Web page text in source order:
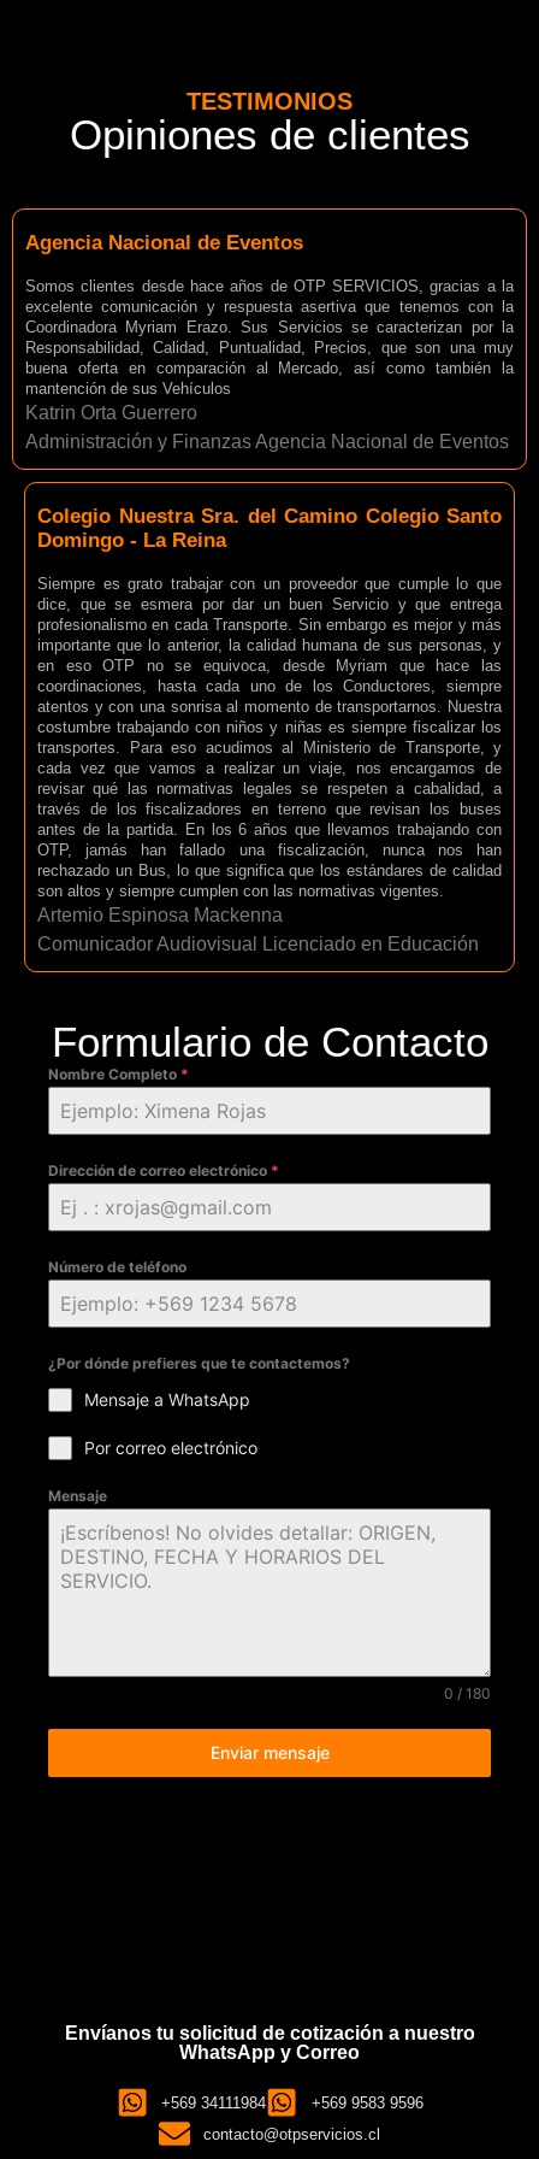
TESTIMONIOS
Opiniones de clientes
Agencia Nacional de Eventos
Somos clientes desde hace años de OTP SERVICIOS, gracias a la
excelente comunicación y respuesta asertiva que tenemos con la
Coordinadora Myriam Erazo. Sus Servicios se caracterizan por la
Responsabilidad, Calidad, Puntualidad, Precios, que son una muy
buena oferta en comparación al Mercado, así como también la
mantención de sus Vehículos
Katrin Orta Guerrero
Administración y Finanzas Agencia Nacional de Eventos
Colegio Nuestra Sra. del Camino Colegio Santo
Domingo - La Reina
Siempre es grato trabajar con un proveedor que cumple lo que
dice, que se esmera por dar un buen Servicio y que entrega
profesionalismo en cada Transporte. Sin embargo es mejor y más
importante que lo anterior, la calidad humana de sus personas, y
en eso OTP no se equivoca, desde Myriam que hace las
coordinaciones, hasta cada uno de los Conductores, siempre
atentos y con una sonrisa al momento de transportarnos. Nuestra
costumbre trabajando con niños y niñas es siempre fiscalizar los
transportes. Para eso acudimos al Ministerio de Transporte, y
cada vez que vamos a realizar un viaje, nos encargamos de
revisar qué las normativas legales se respeten a cabalidad, a
través de los fiscalizadores en terreno que revisan los buses
antes de la partida. En los 6 años que llevamos trabajando con
OTP, jamás han fallado una fiscalización, nunca nos han
rechazado un Bus, lo que significa que los estándares de calidad
son altos y siempre cumplen con las normativas vigentes.
Artemio Espinosa Mackenna
Comunicador Audiovisual Licenciado en Educación
Formulario de Contacto
Nombre Completo *
Dirección de correo electrónico *
Número de teléfono
¿Por dónde prefieres que te contactemos?
Mensaje a WhatsApp
Por correo electrónico
Mensaje
0 / 180
Enviar mensaje
Envíanos tu solicitud de cotización a nuestro
WhatsApp y Correo
+569 34111984
+569 9583 9596
contacto@otpservicios.cl